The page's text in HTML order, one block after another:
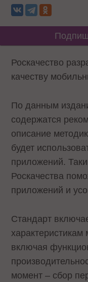
Роскачество
качеству
По данным
содержатся
описание
будет
приложений.
Роскачества
приложений и
Стандарт
включая
момент – сбор